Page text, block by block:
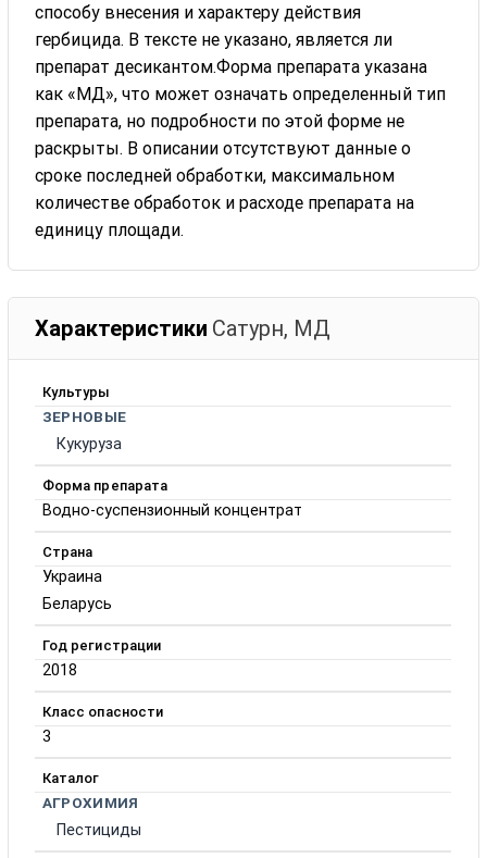
способу внесения и характеру действия
гербицида. В тексте не указано, является ли
препарат десикантом.Форма препарата указана
как «МД», что может означать определенный тип
препарата, но подробности по этой форме не
раскрыты. В описании отсутствуют данные о
сроке последней обработки, максимальном
количестве обработок и расходе препарата на
единицу площади.
Характеристики Сатурн, МД
Культуры
ЗЕРНОВЫЕ
Кукуруза
Форма препарата
Водно-суспензионный концентрат
Страна
Украина
Беларусь
Год регистрации
2018
Класс опасности
3
Каталог
АГРОХИМИЯ
Пестициды